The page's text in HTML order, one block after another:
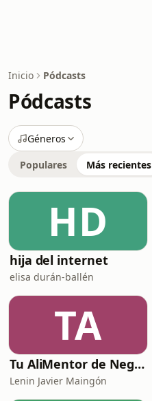
Inicio Pódcasts
Pódcasts
Géneros
Populares Más recientes
HD
hija del internet
elisa durán-ballén
TA
Tu AliMentor de Negocios. El podcast de Lenin Maingón.
Lenin Javier Maingón